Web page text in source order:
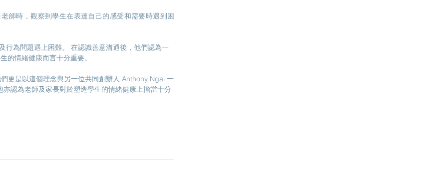
師時，觀察到學生在表達自己的感受和需要時遇到困
為問題遇上困難。 在認識善意溝通後，他們認為一
的情緒健康而言十分重要。
更是以這個理念與另一位共同創辦人 Anthony Ngai 一
認為老師及家長對於塑造學生的情緒健康上擔當十分